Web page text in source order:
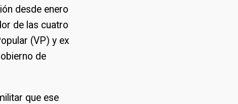
desde enero
de las cuatro
(VP) y ex
de
que ese